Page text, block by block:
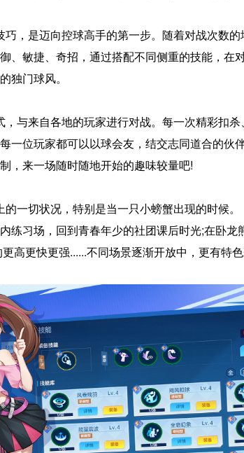
，是迈向控球高手的第一步。随着对战次数
、敏捷、奇招，通过搭配不同侧重的技能，在
独门球风。
与来自各地的玩家进行对战。每一次精彩扣
一位玩家都可以以球会友，结交志同道合的伙
，来一场随时随地开始的趣味较量吧!
一切状况，特别是当一只小螃蟹出现的时候
练习场，回到青春年少的社团课后时光;在卧
高更快更强......不同场景逐渐开放中，更有特